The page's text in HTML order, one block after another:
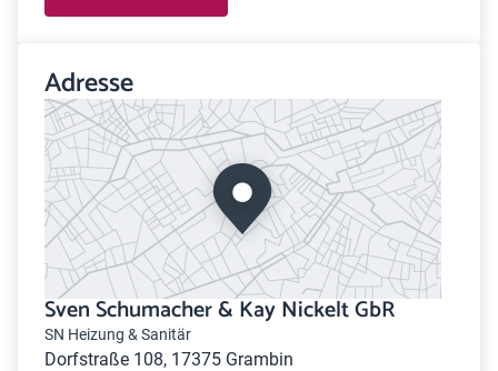
Adresse
Sven Schumacher & Kay Nickelt GbR
SN Heizung & Sanitär
Dorfstraße 108, 17375 Grambin